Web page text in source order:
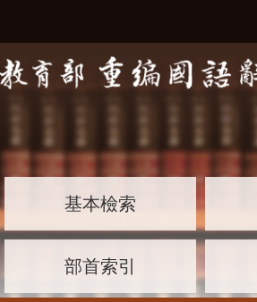
基本檢索
部首索引